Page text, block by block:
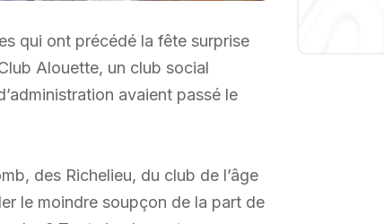
qui ont précédé la fête surprise
Alouette, un club social
avaient passé le
des Richelieu, du club de l’âge
le moindre soupçon de la part de